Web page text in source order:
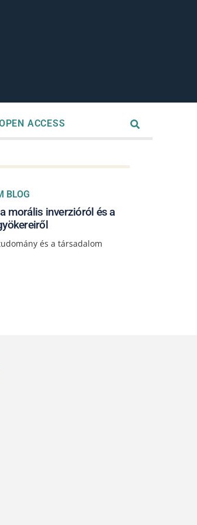
ACCESS
BLOG
morális inverzióról és a
és a társadalom